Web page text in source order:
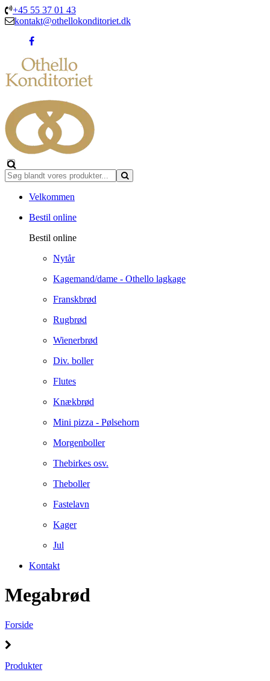
+45 55 37 01 43
kontakt@othellokonditoriet.dk
Velkommen
Bestil online
Bestil online
Nytår
Kagemand/dame - Othello lagkage
Franskbrød
Rugbrød
Wienerbrød
Div. boller
Flutes
Knækbrød
Mini pizza - Pølsehorn
Morgenboller
Thebirkes osv.
Theboller
Fastelavn
Kager
Jul
Kontakt
Megabrød
Forside
Produkter